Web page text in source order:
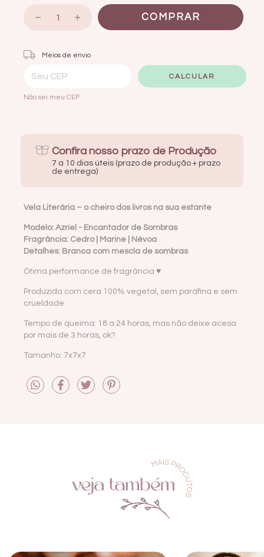
Entregas para o CEP:
Meios de envio
CALCULAR
Não sei meu CEP
Confira nosso prazo de Produção
7 a 10 dias úteis (prazo de produção + prazo
de entrega)
Vela Literária – o cheiro dos livros na sua estante
Modelo: Azriel - Encantador de Sombras
Fragrância: Cedro | Marine | Névoa
Detalhes: Branca com mescla de sombras
Ótima performance de fragrância ♥
Produzida com cera 100% vegetal, sem parafina e sem
crueldade
Tempo de queima: 18 a 24 horas, mas não deixe acesa
por mais de 3 horas, ok?
Tamanho: 7x7x7